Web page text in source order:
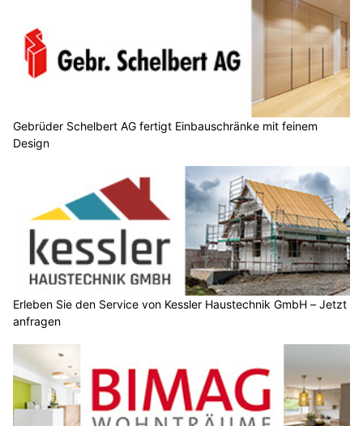
Gebrüder Schelbert AG fertigt Einbauschränke mit feinem
Design
Erleben Sie den Service von Kessler Haustechnik GmbH – Jetzt
anfragen